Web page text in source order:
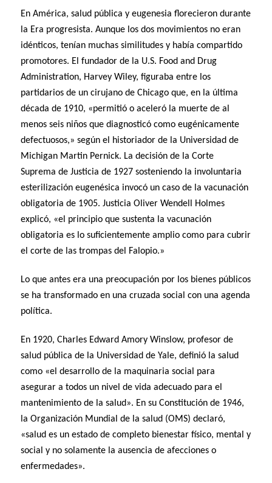
En América, salud pública y eugenesia florecieron durante
la Era progresista. Aunque los dos movimientos no eran
idénticos, tenían muchas similitudes y había compartido
promotores. El fundador de la U.S. Food and Drug
Administration, Harvey Wiley, figuraba entre los
partidarios de un cirujano de Chicago que, en la última
década de 1910, «permitió o aceleró la muerte de al
menos seis niños que diagnosticó como eugénicamente
defectuosos,» según el historiador de la Universidad de
Michigan Martin Pernick. La decisión de la Corte
Suprema de Justicia de 1927 sosteniendo la involuntaria
esterilización eugenésica invocó un caso de la vacunación
obligatoria de 1905. Justicia Oliver Wendell Holmes
explicó, «el principio que sustenta la vacunación
obligatoria es lo suficientemente amplio como para cubrir
el corte de las trompas del Falopio.»
Lo que antes era una preocupación por los bienes públicos
se ha transformado en una cruzada social con una agenda
política.
En 1920, Charles Edward Amory Winslow, profesor de
salud pública de la Universidad de Yale, definió la salud
como «el desarrollo de la maquinaria social para
asegurar a todos un nivel de vida adecuado para el
mantenimiento de la salud». En su Constitución de 1946,
la Organización Mundial de la salud (OMS) declaró,
«salud es un estado de completo bienestar físico, mental y
social y no solamente la ausencia de afecciones o
enfermedades».